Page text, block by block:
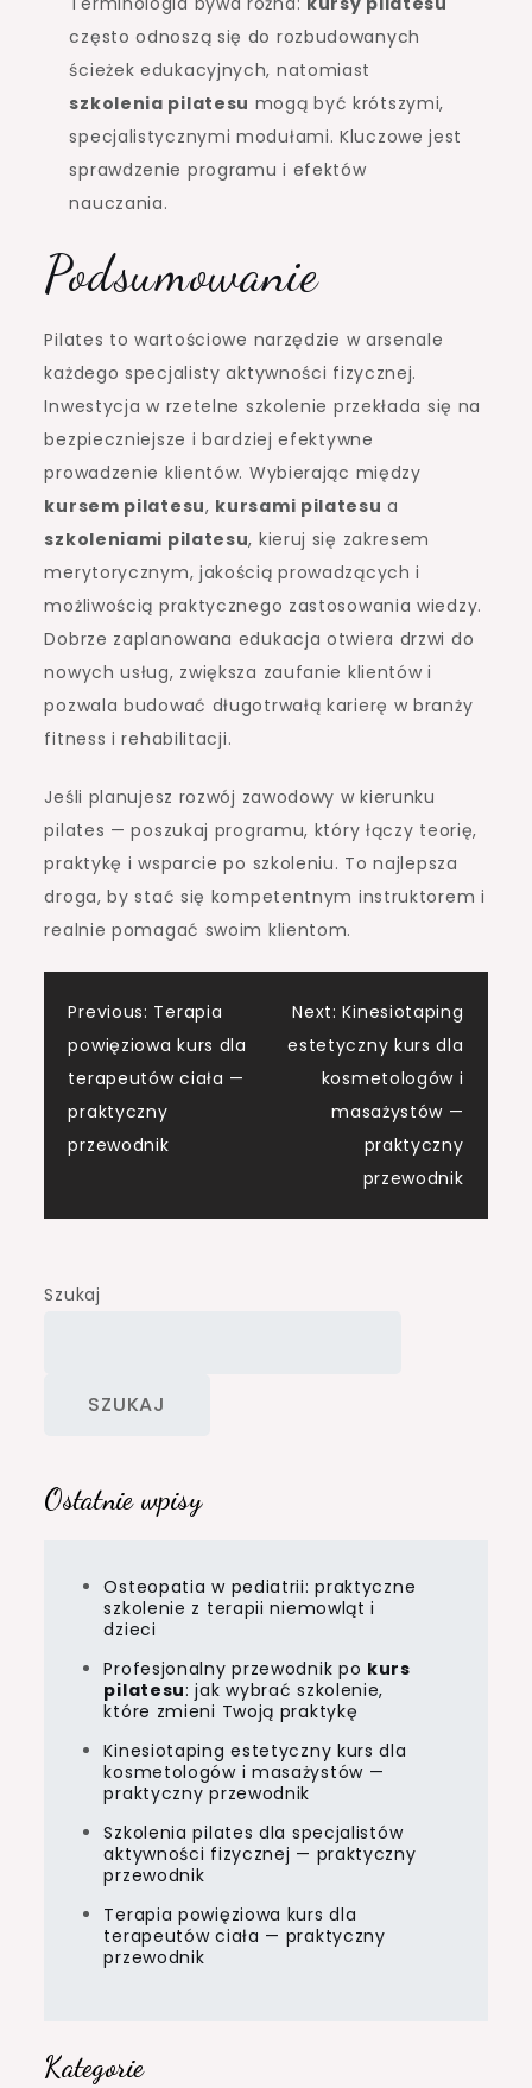
często odnoszą się do rozbudowanych
ścieżek edukacyjnych, natomiast
szkolenia pilatesu mogą być krótszymi,
specjalistycznymi modułami. Kluczowe jest
sprawdzenie programu i efektów
nauczania.
Podsumowanie
Pilates to wartościowe narzędzie w arsenale
każdego specjalisty aktywności fizycznej.
Inwestycja w rzetelne szkolenie przekłada się na
bezpieczniejsze i bardziej efektywne
prowadzenie klientów. Wybierając między
kursem pilatesu, kursami pilatesu a
szkoleniami pilatesu, kieruj się zakresem
merytorycznym, jakością prowadzących i
możliwością praktycznego zastosowania wiedzy.
Dobrze zaplanowana edukacja otwiera drzwi do
nowych usług, zwiększa zaufanie klientów i
pozwala budować długotrwałą karierę w branży
fitness i rehabilitacji.
Jeśli planujesz rozwój zawodowy w kierunku
pilates — poszukaj programu, który łączy teorię,
praktykę i wsparcie po szkoleniu. To najlepsza
droga, by stać się kompetentnym instruktorem i
realnie pomagać swoim klientom.
Nawigacja
wpisu
Previous: Terapia
powięziowa kurs dla
terapeutów ciała —
praktyczny
przewodnik
Next: Kinesiotaping
estetyczny kurs dla
kosmetologów i
masażystów —
praktyczny
przewodnik
Szukaj
SZUKAJ
Ostatnie wpisy
Osteopatia w pediatrii: praktyczne
szkolenie z terapii niemowląt i
dzieci
Profesjonalny przewodnik po kurs
pilatesu: jak wybrać szkolenie,
które zmieni Twoją praktykę
Kinesiotaping estetyczny kurs dla
kosmetologów i masażystów —
praktyczny przewodnik
Szkolenia pilates dla specjalistów
aktywności fizycznej — praktyczny
przewodnik
Terapia powięziowa kurs dla
terapeutów ciała — praktyczny
przewodnik
Kategorie